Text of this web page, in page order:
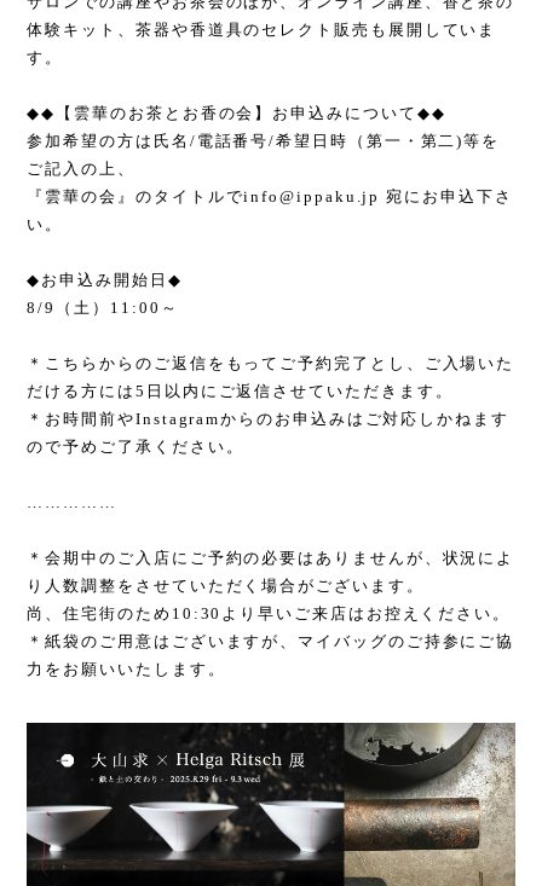
体験キット、茶器や香道具のセレクト販売も展開していま
す。
◆◆ 【雲華のお茶とお香の会】お申込みについて ◆◆
参加希望の方は氏名 / 電話番号/希望日時（第一・第二)等を
ご記入の上、
『雲華の会』のタイトルでinfo@ippaku.jp 宛にお申込下さ
い。
◆ お申込み開始日 ◆
8/9
（土） 11:00 ～
＊こちらからのご返信をもってご予約完了とし、ご入場いた
だける方には 5 日以内にご返信させていただきます。
＊お時間前やInstagramからのお申込みはご対応しかねます
ので予めご了承ください。
……………
＊会期中のご入店にご予約の必要はありませんが、状況によ
り人数調整をさせていただく場合がございます。
尚、住宅街のため 10:30 より早いご来店はお控えください。
＊紙袋のご用意はございますが、マイバッグのご持参にご協
力をお願いいたします。